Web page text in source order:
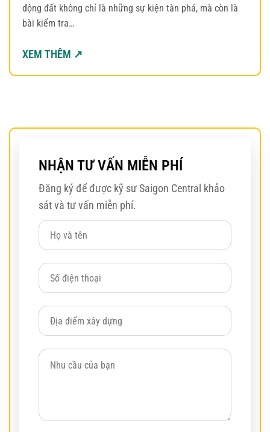
động đất không chỉ là những sự kiện tàn phá, mà còn là
bài kiểm tra…
XEM THÊM ↗
NHẬN TƯ VẤN MIỄN PHÍ
Đăng ký để được kỹ sư Saigon Central khảo
sát và tư vấn miễn phí.